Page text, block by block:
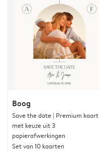
Boog
Save the date | Premium kaart
met keuze uit 3
papierafwerkingen
Set van 10 kaarten